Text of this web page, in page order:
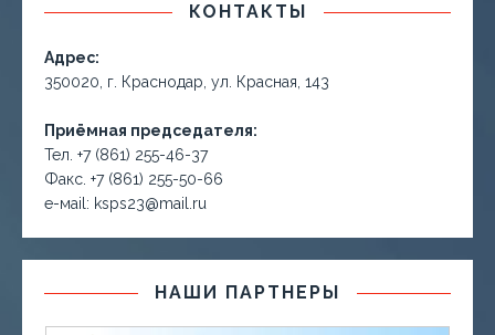
КОНТАКТЫ
Адрес:
350020, г. Краснодар, ул. Красная, 143
Приёмная председателя:
Тел. +7 (861) 255-46-37
Факс. +7 (861) 255-50-66
е-маil: ksps23@mail.ru
НАШИ ПАРТНЕРЫ